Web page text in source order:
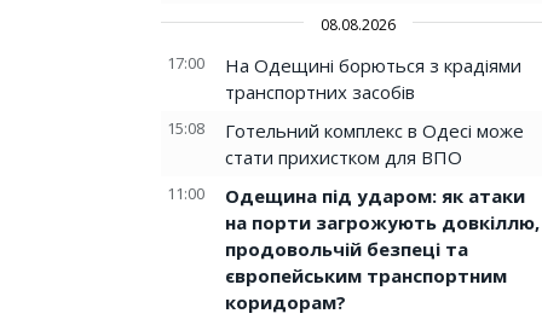
08.08.2026
17:00
На Одещині борються з крадіями
транспортних засобів
15:08
Готельний комплекс в Одесі може
стати прихистком для ВПО
11:00
Одещина під ударом: як атаки
на порти загрожують довкіллю,
продовольчій безпеці та
європейським транспортним
коридорам?